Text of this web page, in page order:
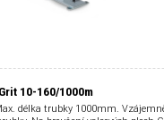
10-160/1000m
délka trubky 1000mm.